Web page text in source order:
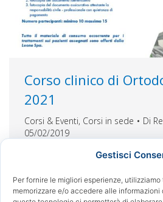
Gestisci
Per fornire le migliori esperienze,
memorizzare e/o accedere alle
Corso clinico di
2021
Corsi & Eventi, Corsi in sede Di
05/02/2019
Impariamo a trattare tutt le
di Eccellenza Italian e
Orthodontics CORSO